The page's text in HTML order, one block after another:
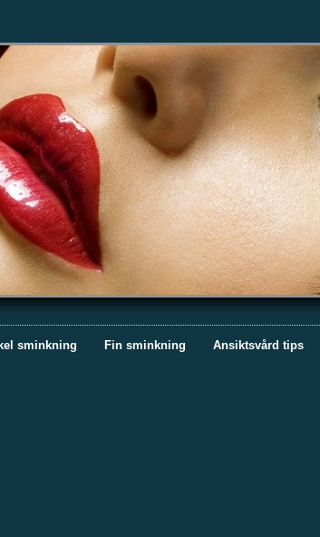
sminkning Fin sminkning Ansiktsvård tips